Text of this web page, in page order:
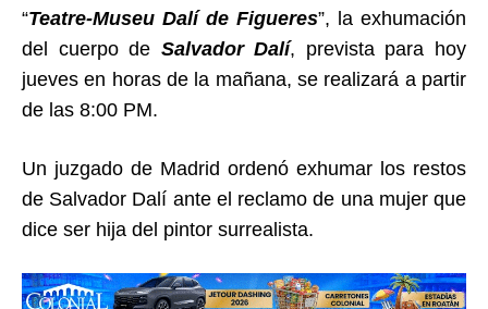
“Teatre-Museu Dalí de Figueres”, la exhumación
del cuerpo de Salvador Dalí, prevista para hoy
jueves en horas de la mañana, se realizará a partir
de las 8:00 PM.
Un juzgado de Madrid ordenó exhumar los restos
de Salvador Dalí ante el reclamo de una mujer que
dice ser hija del pintor surrealista.